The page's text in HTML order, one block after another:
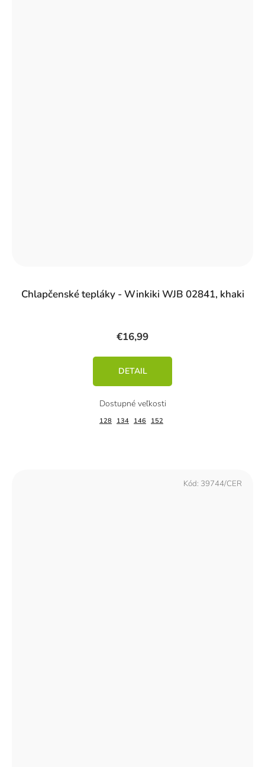
Chlapčenské tepláky - Winkiki WJB 02841, khaki
€16,99
DETAIL
128 134 146 152
Kód: 39744/CER